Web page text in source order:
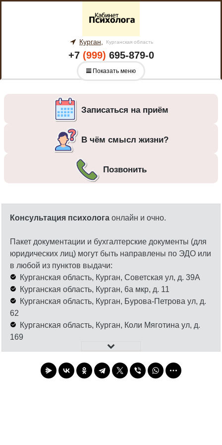
Курган, Курганская область
+7 (999) 695-879-0
Показать меню
Записаться на приём
В чём смысл жизни?
Позвонить
Консультация психолога онлайн и очно.
Пакет документации и бухгалтерские документы (для
юридических лиц) могут быть направлены по ЭДО или
в любой из пунктов выдачи:
Курганская область, Курган, Советская ул, д. 39А
Курганская область, Курган, 6а мкр, д. 11
Курганская область, Курган, Бурова-Петрова ул, д.
62
Курганская область, Курган, Коли Мяготина ул, д.
169